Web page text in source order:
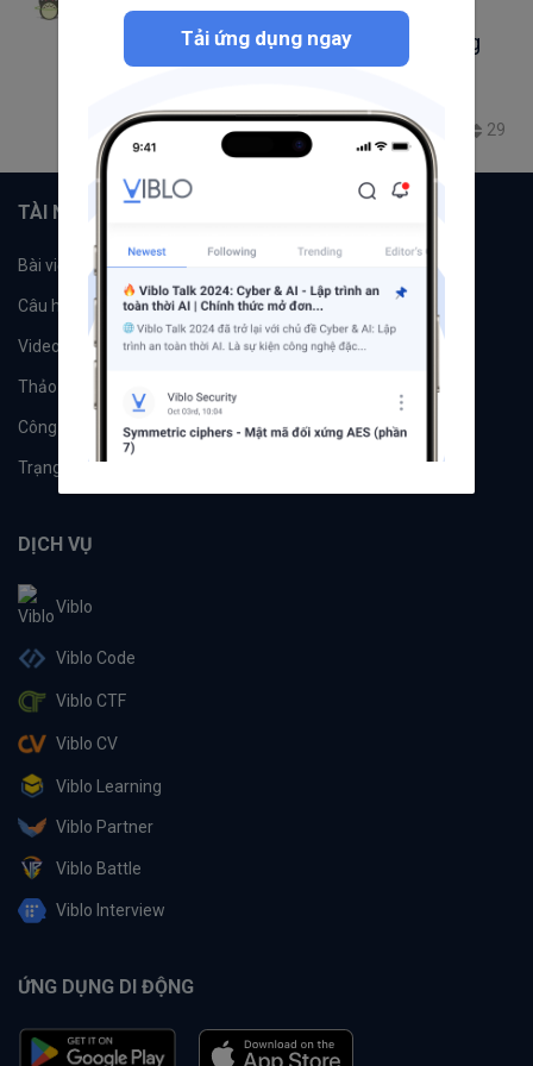
[Computer Vision] Object Detection (nhận
diện vật thể) chỉ với 10 dòng code sử dụng
ImageAI
59.9K 6 29
TÀI NGUYÊN
Bài viết
Câu hỏi Tags
Videos Tác giả
Thảo luận
Công cụ Machine Learning
Trạng thái hệ thống
DỊCH VỤ
Viblo
Viblo Code
Viblo CTF
Viblo CV
Viblo Learning
Viblo Partner
Viblo Battle
Viblo Interview
ỨNG DỤNG DI ĐỘNG
Tải ứng dụng ngay